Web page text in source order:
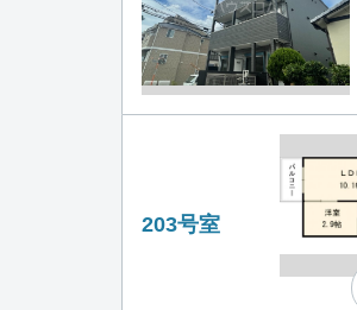
203号室